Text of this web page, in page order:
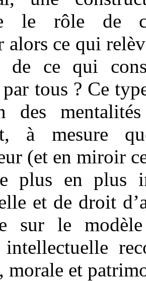
le rôle de
alors ce qui
de ce qui
tous ? Ce
des
à mesure
(et en miroir
plus en plus
et de droit
sur le
morale et